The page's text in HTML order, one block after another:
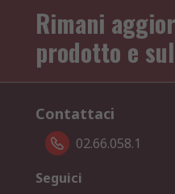
Rimani
prodotto e
Contattaci
02.66.058.1
Seguici